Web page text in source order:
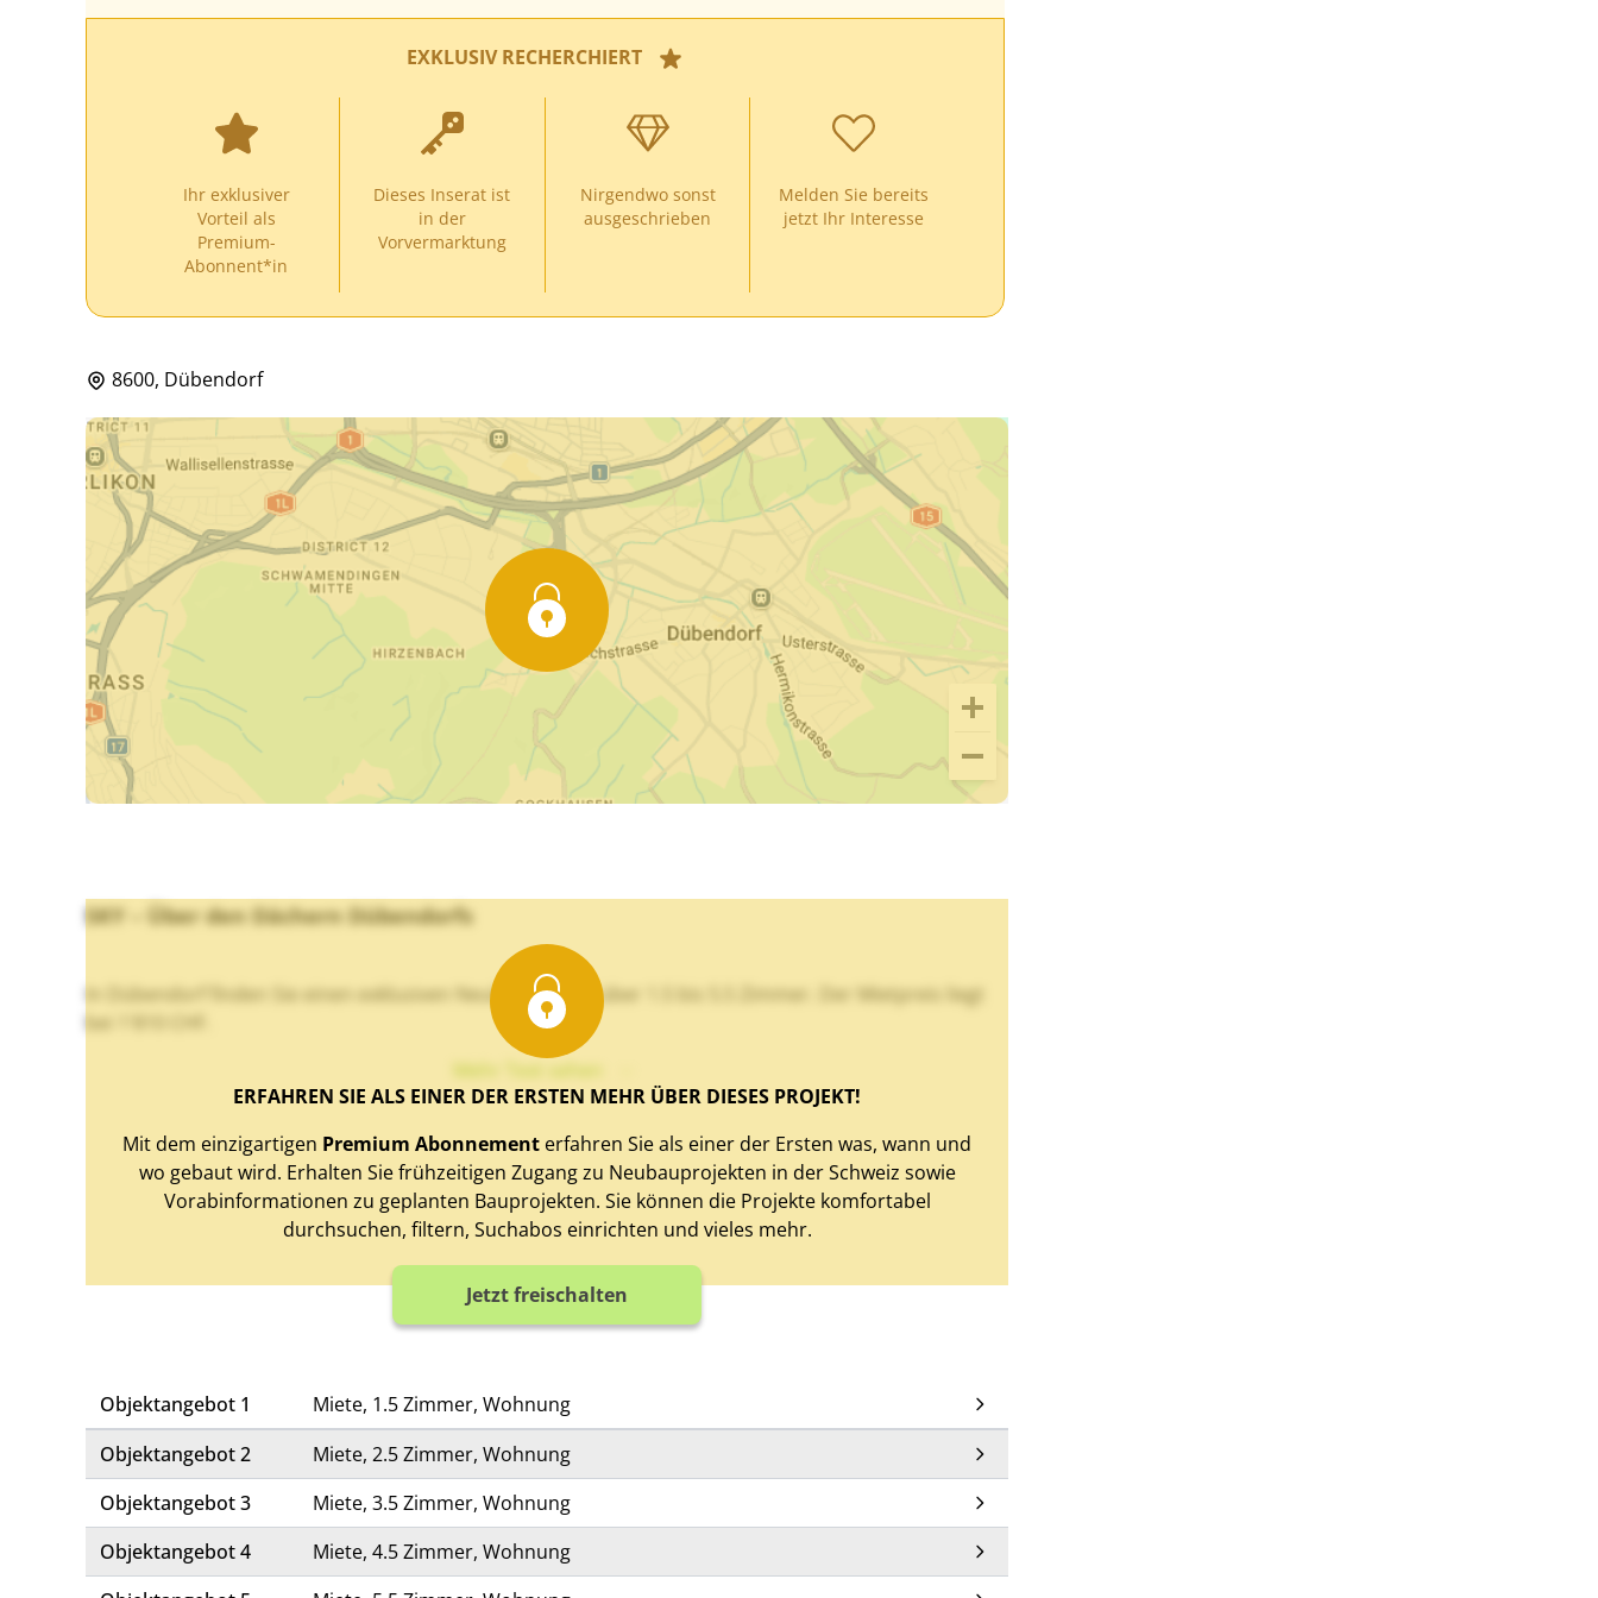
EXKLUSIV RECHERCHIERT
Ihr exklusiver
Vorteil als
Premium-
Abonnent*in
Dieses Inserat ist
in der
Vorvermarktung
Nirgendwo sonst
ausgeschrieben
Melden Sie bereits
jetzt Ihr Interesse
8600, Dübendorf
SKY – Über den Dächern Dübendorfs
In Dübendorf finden Sie einen exklusiven Neubau verteilt über 1.5 bis 5.5 Zimmer. Der Mietpreis liegt
bei 1'810 CHF.
Mehr Text sehen
ERFAHREN SIE ALS EINER DER ERSTEN MEHR ÜBER DIESES PROJEKT!
Mit dem einzigartigen Premium Abonnement erfahren Sie als einer der Ersten was, wann und
wo gebaut wird. Erhalten Sie frühzeitigen Zugang zu Neubauprojekten in der Schweiz sowie
Vorabinformationen zu geplanten Bauprojekten. Sie können die Projekte komfortabel
durchsuchen, filtern, Suchabos einrichten und vieles mehr.
Jetzt freischalten
Objektangebot 1
Miete, 1.5 Zimmer, Wohnung
Objektangebot 2
Miete, 2.5 Zimmer, Wohnung
Objektangebot 3
Miete, 3.5 Zimmer, Wohnung
Objektangebot 4
Miete, 4.5 Zimmer, Wohnung